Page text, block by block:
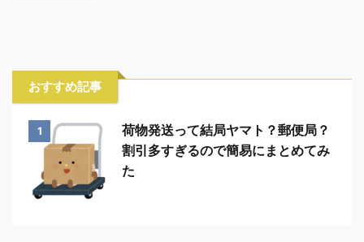
おすすめ記事
1
荷物発送って結局ヤマト？郵便局？
割引多すぎるので簡易にまとめてみ
た